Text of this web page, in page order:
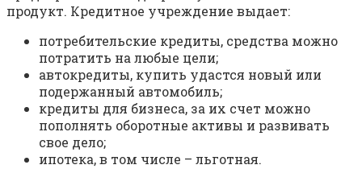
продукт. Кредитное учреждение выдает:
потребительские кредиты, средства можно
потратить на любые цели;
автокредиты, купить удастся новый или
подержанный автомобиль;
кредиты для бизнеса, за их счет можно
пополнять оборотные активы и развивать
свое дело;
ипотека, в том числе – льготная.